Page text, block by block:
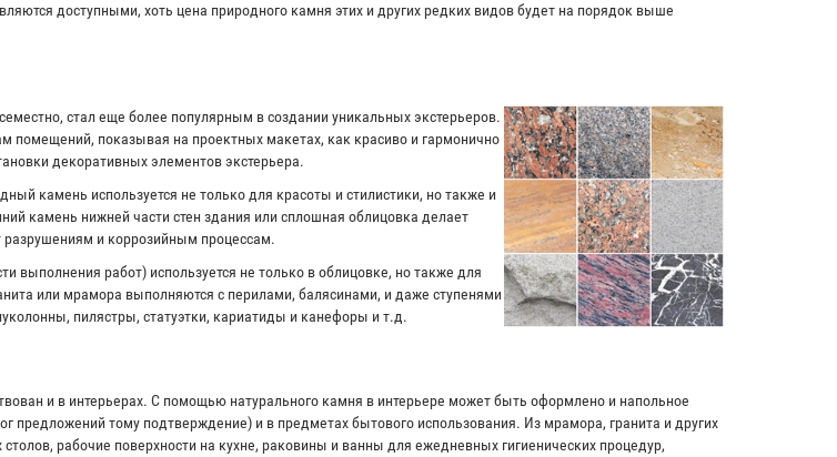
доступными, хоть цена природного камня этих и других редких видов будет на порядок выше
стал еще более популярным в создании уникальных экстерьеров.
помещений, показывая на проектных макетах, как красиво и гармонично
декоративных элементов экстерьера.
камень используется не только для красоты и стилистики, но также и
камень нижней части стен здания или сплошная облицовка делает
разрушениям и коррозийным процессам.
выполнения работ) используется не только в облицовке, но также для
или мрамора выполняются с перилами, балясинами, и даже ступенями
пилястры, статуэтки, кариатиды и канефоры и т.д.
и в интерьерах. С помощью натурального камня в интерьере может быть оформлено и напольное
предложений тому подтверждение) и в предметах бытового использования. Из мрамора, гранита и других
рабочие поверхности на кухне, раковины и ванны для ежедневных гигиенических процедур,